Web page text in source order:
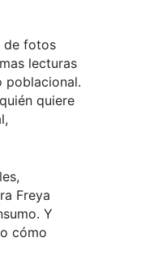
de fotos
lecturas
poblacional.
quiere
Freya
Y
cómo